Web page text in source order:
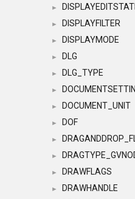
►
► DISPLAYFILTER
► DISPLAYMODE
► DLG
► DLG_TYPE
►
► DOCUMENT_UNIT
► DOF
►
►
► DRAWFLAGS
► DRAWHANDLE